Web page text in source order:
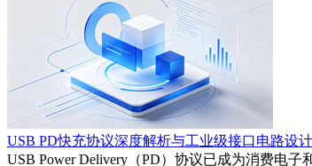
USB PD快充协议深度解析与工业级接口电路设计
USB Power Delivery（PD）协议已成为消费电